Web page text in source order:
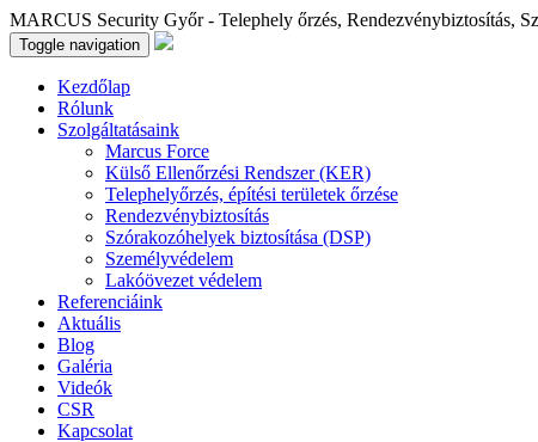
MARCUS Security Győr - Telephely őrzés, Rendezvénybiztosítás,
Toggle navigation
Kezdőlap
Rólunk
Szolgáltatásaink
Marcus Force
Külső Ellenőrzési Rendszer (KER)
Telephelyőrzés, építési területek őrzése
Rendezvénybiztosítás
Szórakozóhelyek biztosítása (DSP)
Személyvédelem
Lakóövezet védelem
Referenciáink
Aktuális
Blog
Galéria
Videók
CSR
Kapcsolat